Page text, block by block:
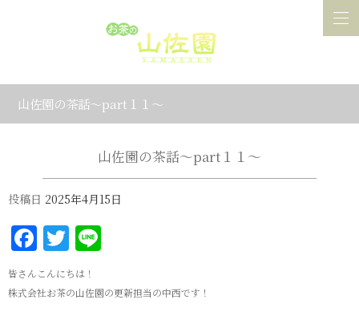
山佐園の茶話～part１１～
山佐園の茶話～part１１～
投稿日 2025年4月15日
Facebook
Twitter
皆さんこんにちは！
株式会社お茶の山佐園の更新担当の中西です！